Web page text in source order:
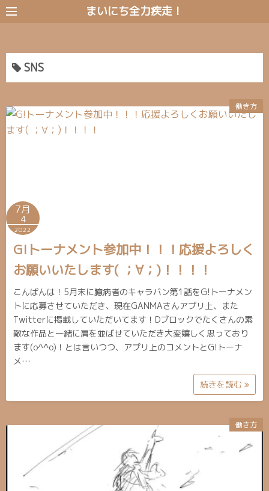
コ
ン
ン
へ
キ
ッ
まいにち全力疾走！
SNS
働き方
7月
4
2022
G!トーナメント参加中！！！応援よろしく
お願いいたします( ；∀；)！！！！
こんばんは！5月末に臆病者のキャラバン第1話をG!トーナメン
トに応募させていただき、現在GANMAさんアプリ上、また
Twitterに掲載していただいてます！Dブロックでたくさんの素
敵な作品と一緒に肩を並ばせていただき大変嬉しく思っており
ます(o^^o)！とは言いつつ、アプリ上のコメントとG!トーナ
メ…
続きを読む
働き方